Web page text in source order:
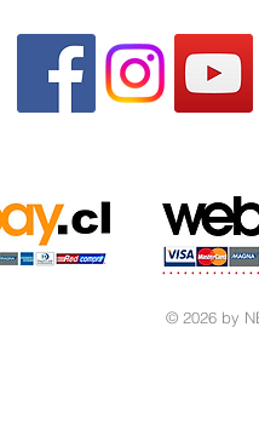
© 2026 by